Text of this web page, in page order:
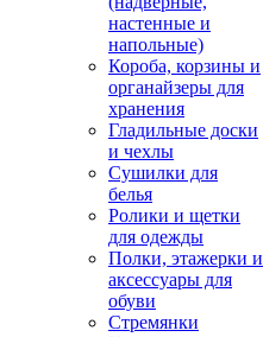
настенные и
напольные)
Короба, корзины и
органайзеры для
хранения
Гладильные доски
и чехлы
Сушилки для
белья
Ролики и щетки
для одежды
Полки, этажерки и
аксессуары для
обуви
Стремянки